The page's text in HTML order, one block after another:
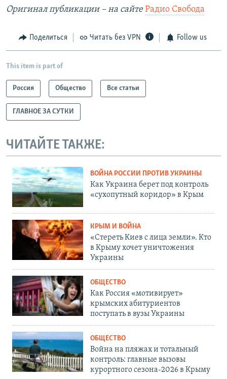
Оригинал публикации – на сайте Радио Свобода
Поделиться Читать без VPN Follow us
This item is part of
Россия Общество Все статьи
ГЛАВНОЕ ЗА СУТКИ
ЧИТАЙТЕ ТАКЖЕ:
ВОЙНА РОССИИ ПРОТИВ УКРАИНЫ
Как Украина берет под контроль
«сухопутный коридор» в Крым
КРЫМ И ВОЙНА
«Стереть Киев с лица земли». Кто
в Крыму хочет уничтожения
Украины
ОБЩЕСТВО
Как Россия «мотивирует»
крымских абитуриентов
поступать в вузы Украины
ОБЩЕСТВО
Война на пляжах и тотальный
контроль: главные вызовы
курортного сезона-2026 в Крыму